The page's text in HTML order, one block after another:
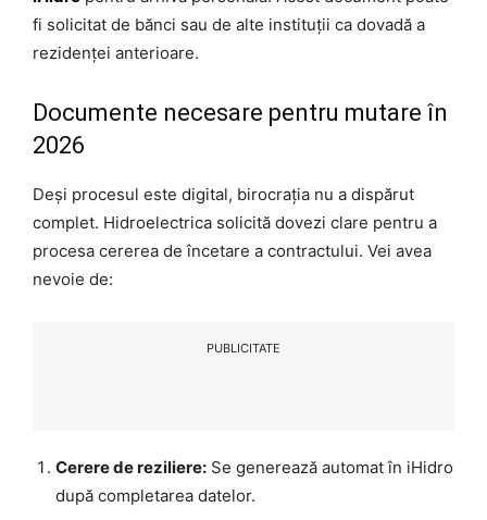
fi solicitat de bănci sau de alte instituții ca dovadă a
rezidenței anterioare.
Documente necesare pentru mutare în
2026
Deși procesul este digital, birocrația nu a dispărut
complet. Hidroelectrica solicită dovezi clare pentru a
procesa cererea de încetare a contractului. Vei avea
nevoie de:
PUBLICITATE
Cerere de reziliere: Se generează automat în iHidro
după completarea datelor.